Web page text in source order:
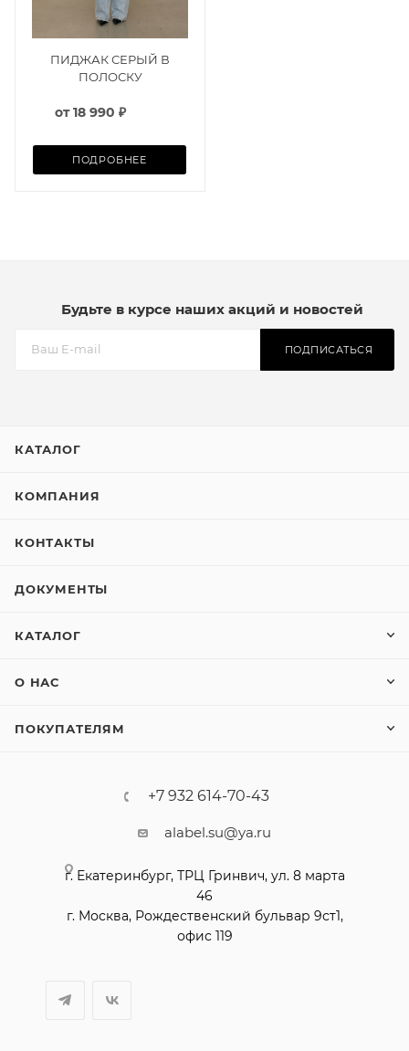
ПИДЖАК СЕРЫЙ В
ПОЛОСКУ
от18 990 ₽
ПОДРОБНЕЕ
Будьте в курсе наших акций и новостей
ПОДПИСАТЬСЯ
КАТАЛОГ
КОМПАНИЯ
КОНТАКТЫ
ДОКУМЕНТЫ
КАТАЛОГ
О НАС
ПОКУПАТЕЛЯМ
+7 932 614-70-43
alabel.su@ya.ru